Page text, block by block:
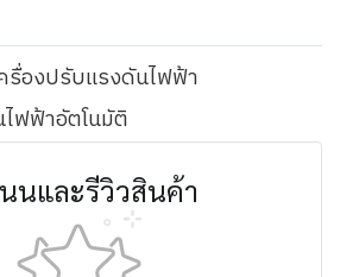
รื่องปรับแรงดันไฟฟ้า
ฟฟ้าอัตโนมัติ
นและรีวิวสินค้า